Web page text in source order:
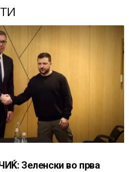
Зеленски во прва